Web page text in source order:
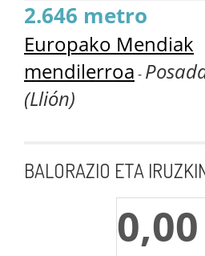
2.646 metro
Europako Mendiak
mendilerroa -
(Llión)
BALORAZIO ETA
0,00